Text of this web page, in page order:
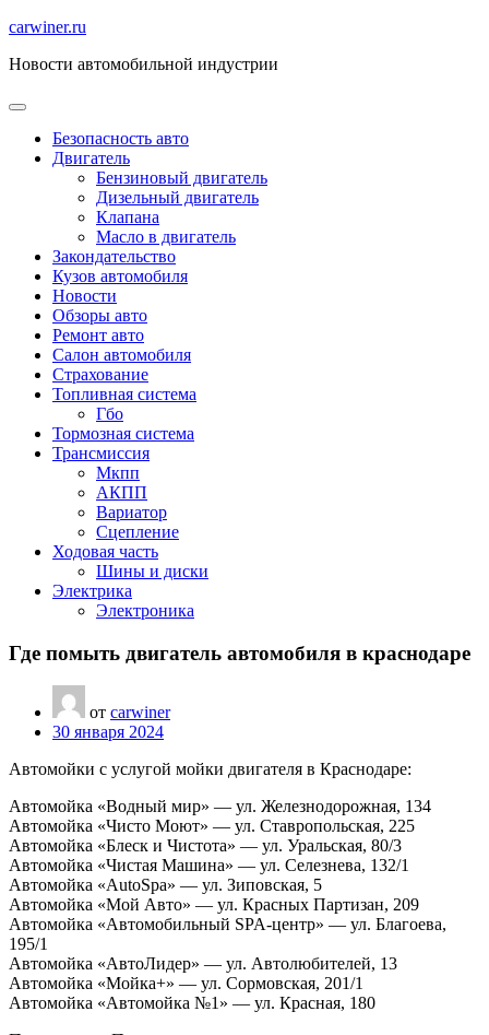
Перейти
содержимому
carwiner.ru
Новости автомобильной индустрии
Безопасность авто
Двигатель
Бензиновый двигатель
Дизельный двигатель
Клапана
Масло в двигатель
Закондательство
Кузов автомобиля
Новости
Обзоры авто
Ремонт авто
Салон автомобиля
Страхование
Топливная система
Гбо
Тормозная система
Трансмиссия
Мкпп
АКПП
Вариатор
Сцепление
Ходовая часть
Шины и диски
Электрика
Электроника
Где помыть двигатель автомобиля в краснодаре
от carwiner
30 января 2024
Автомойки с услугой мойки двигателя в Краснодаре:
Автомойка «Водный мир» — ул. Железнодорожная, 134
Автомойка «Чисто Моют» — ул. Ставропольская, 225
Автомойка «Блеск и Чистота» — ул. Уральская, 80/3
Автомойка «Чистая Машина» — ул. Селезнева, 132/1
Автомойка «AutoSpa» — ул. Зиповская, 5
Автомойка «Мой Авто» — ул. Красных Партизан, 209
Автомойка «Автомобильный SPA-центр» — ул. Благоева,
195/1
Автомойка «АвтоЛидер» — ул. Автолюбителей, 13
Автомойка «Мойка+» — ул. Сормовская, 201/1
Автомойка «Автомойка №1» — ул. Красная, 180